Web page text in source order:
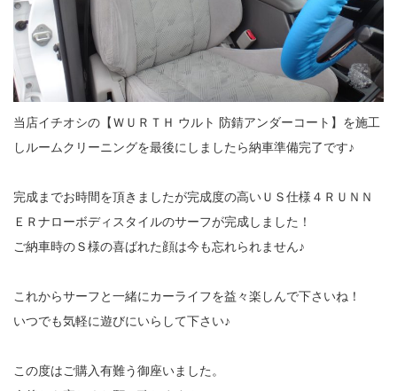
当店イチオシの【ＷＵＲＴＨ ウルト 防錆アンダーコート】を施工
しルームクリーニングを最後にしましたら納車準備完了です♪
完成までお時間を頂きましたが完成度の高いＵＳ仕様４ＲＵＮＮ
ＥＲナローボディスタイルのサーフが完成しました！
ご納車時のＳ様の喜ばれた顔は今も忘れられません♪
これからサーフと一緒にカーライフを益々楽しんで下さいね！
いつでも気軽に遊びにいらして下さい♪
この度はご購入有難う御座いました。